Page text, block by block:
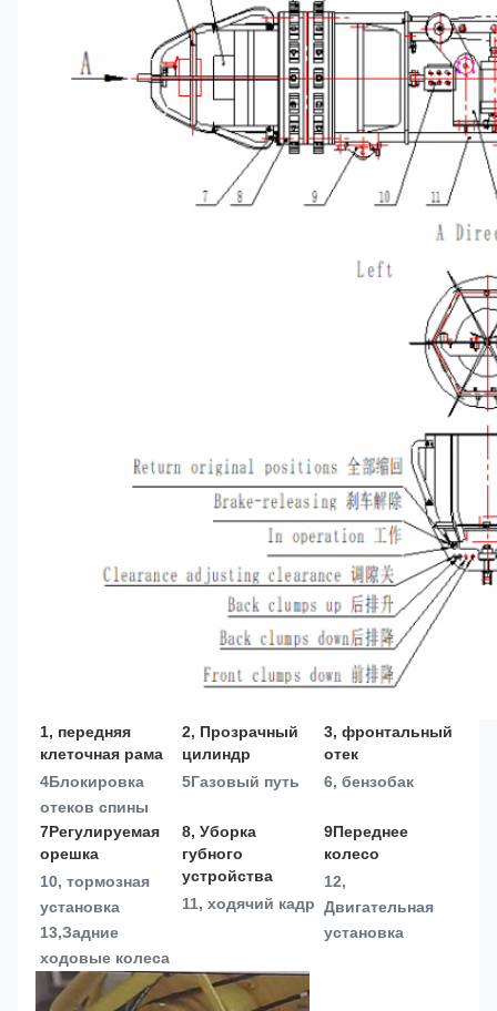
1, передняя
клеточная рама
4Блокировка
отеков спины
2, Прозрачный
цилиндр
5Газовый путь
3, фронтальный
отек
6, бензобак
7Регулируемая
орешка
10, тормозная
установка
13,Задние
ходовые колеса
8, Уборка
губного
устройства
11, ходячий кадр
9Переднее
колесо
12,
Двигательная
установка